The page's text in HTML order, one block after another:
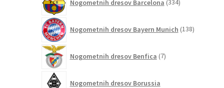
Nogometnih dresov Barcelona 334izdelkov
Nogometnih dresov Bayern Munich 138izdelkov
Nogometnih dresov Benfica 7izdelkov
Nogometnih dresov Borussia